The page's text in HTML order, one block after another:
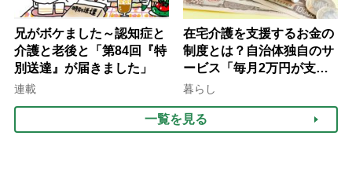
兄がボケました～認知症と
介護と老後と「第84回『特
別送達』が届きました」
連載
在宅介護を支援するお金の
制度とは？自治体独自のサ
ービス「毎月2万円が支給
される」ケースも【FP解
暮らし
一覧を見る